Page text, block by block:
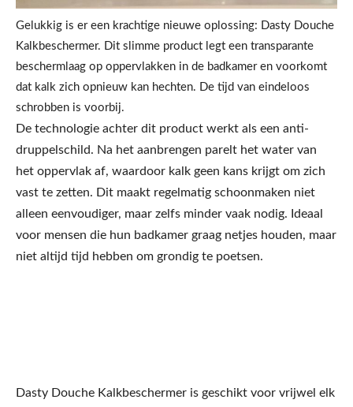
Gelukkig is er een krachtige nieuwe oplossing: Dasty Douche
Kalkbeschermer. Dit slimme product legt een transparante
beschermlaag op oppervlakken in de badkamer en voorkomt
dat kalk zich opnieuw kan hechten. De tijd van eindeloos
schrobben is voorbij.
De technologie achter dit product werkt als een anti-
druppelschild. Na het aanbrengen parelt het water van
het oppervlak af, waardoor kalk geen kans krijgt om zich
vast te zetten. Dit maakt regelmatig schoonmaken niet
alleen eenvoudiger, maar zelfs minder vaak nodig. Ideaal
voor mensen die hun badkamer graag netjes houden, maar
niet altijd tijd hebben om grondig te poetsen.
Dasty Douche Kalkbeschermer is geschikt voor vrijwel elk